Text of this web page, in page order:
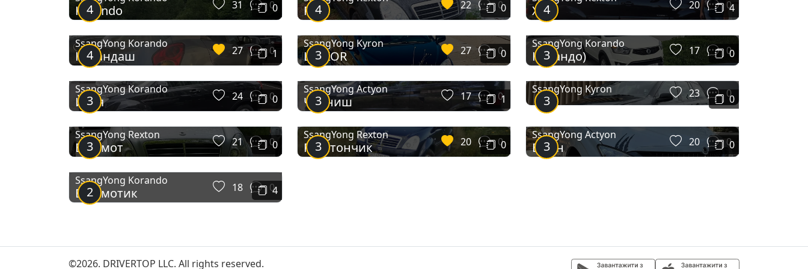
4 0
Korando 31 0 4 0
Рекс 22 0 4 4
XVT 20 0
4 1
SsangYong Korando
Карандаш 27 0 3 0
SsangYong Kyron
LINKOR 27 0 3 0
SsangYong Korando
Корандо) 17 0
3 0
SsangYong Korando
Йося 24 0 3 1
SsangYong Actyon
Черниш 17 0 3 0
SsangYong Kyron 23 0
3 0
SsangYong Rexton
Бегемот 21 0 3 0
SsangYong Rexton
Рекстончик 20 0 3 0
SsangYong Actyon
Екшн 20 0
2 4
SsangYong Korando
Бегемотик 18 0
©2026. DRIVERTOP LLC. All rights reserved.